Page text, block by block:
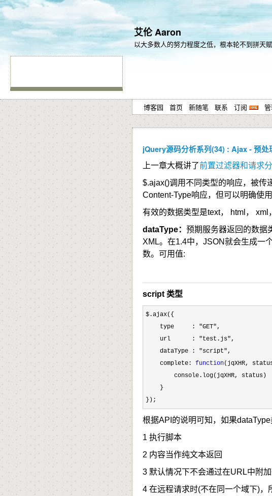
艾伦 Aaron
以大多数人的努力程度之低，根本轮不到拼天
博客园 首页 新随笔 联系 订阅
jQuery源码分析系列(34) : Ajax - 预
上一章大概讲了前置过滤器和请求
$.ajax()调用不同类型的响应，被传
Content-Type响应，但可以明确使用
有效的数据类型是text， html，
dataType： 预期服务器返回的数据
XML。在1.4中，JSON就会生成一
数。可用值:
script 类型
$.ajax({
    type     :
"GET",
    url      :
"test.js",
    dataType :
"script",
    complete:
function(jqXHR,
        console.log(jqXHR, status)
    }
});
根据API的说明可知，如果
1 执行脚本
2 内容当作纯文本返回
3 默认情况下不会通过在URL中附
4 在远程请求时(不在同一个域下)